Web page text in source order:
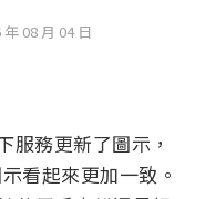
08 月 04 日
服務更新了圖示，
看起來更加一致。